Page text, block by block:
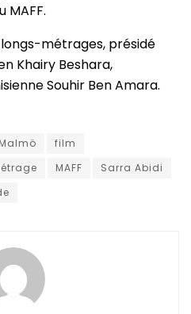
MAFF.
longs-métrages, présidé
Khairy Beshara,
Souhir Ben Amara.
film
MAFF
Sarra Abidi